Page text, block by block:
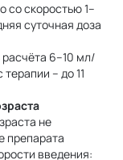
со скоростью 1–
суточная доза
расчёта 6–10 мл/
– до 11
не
препарата
введения: